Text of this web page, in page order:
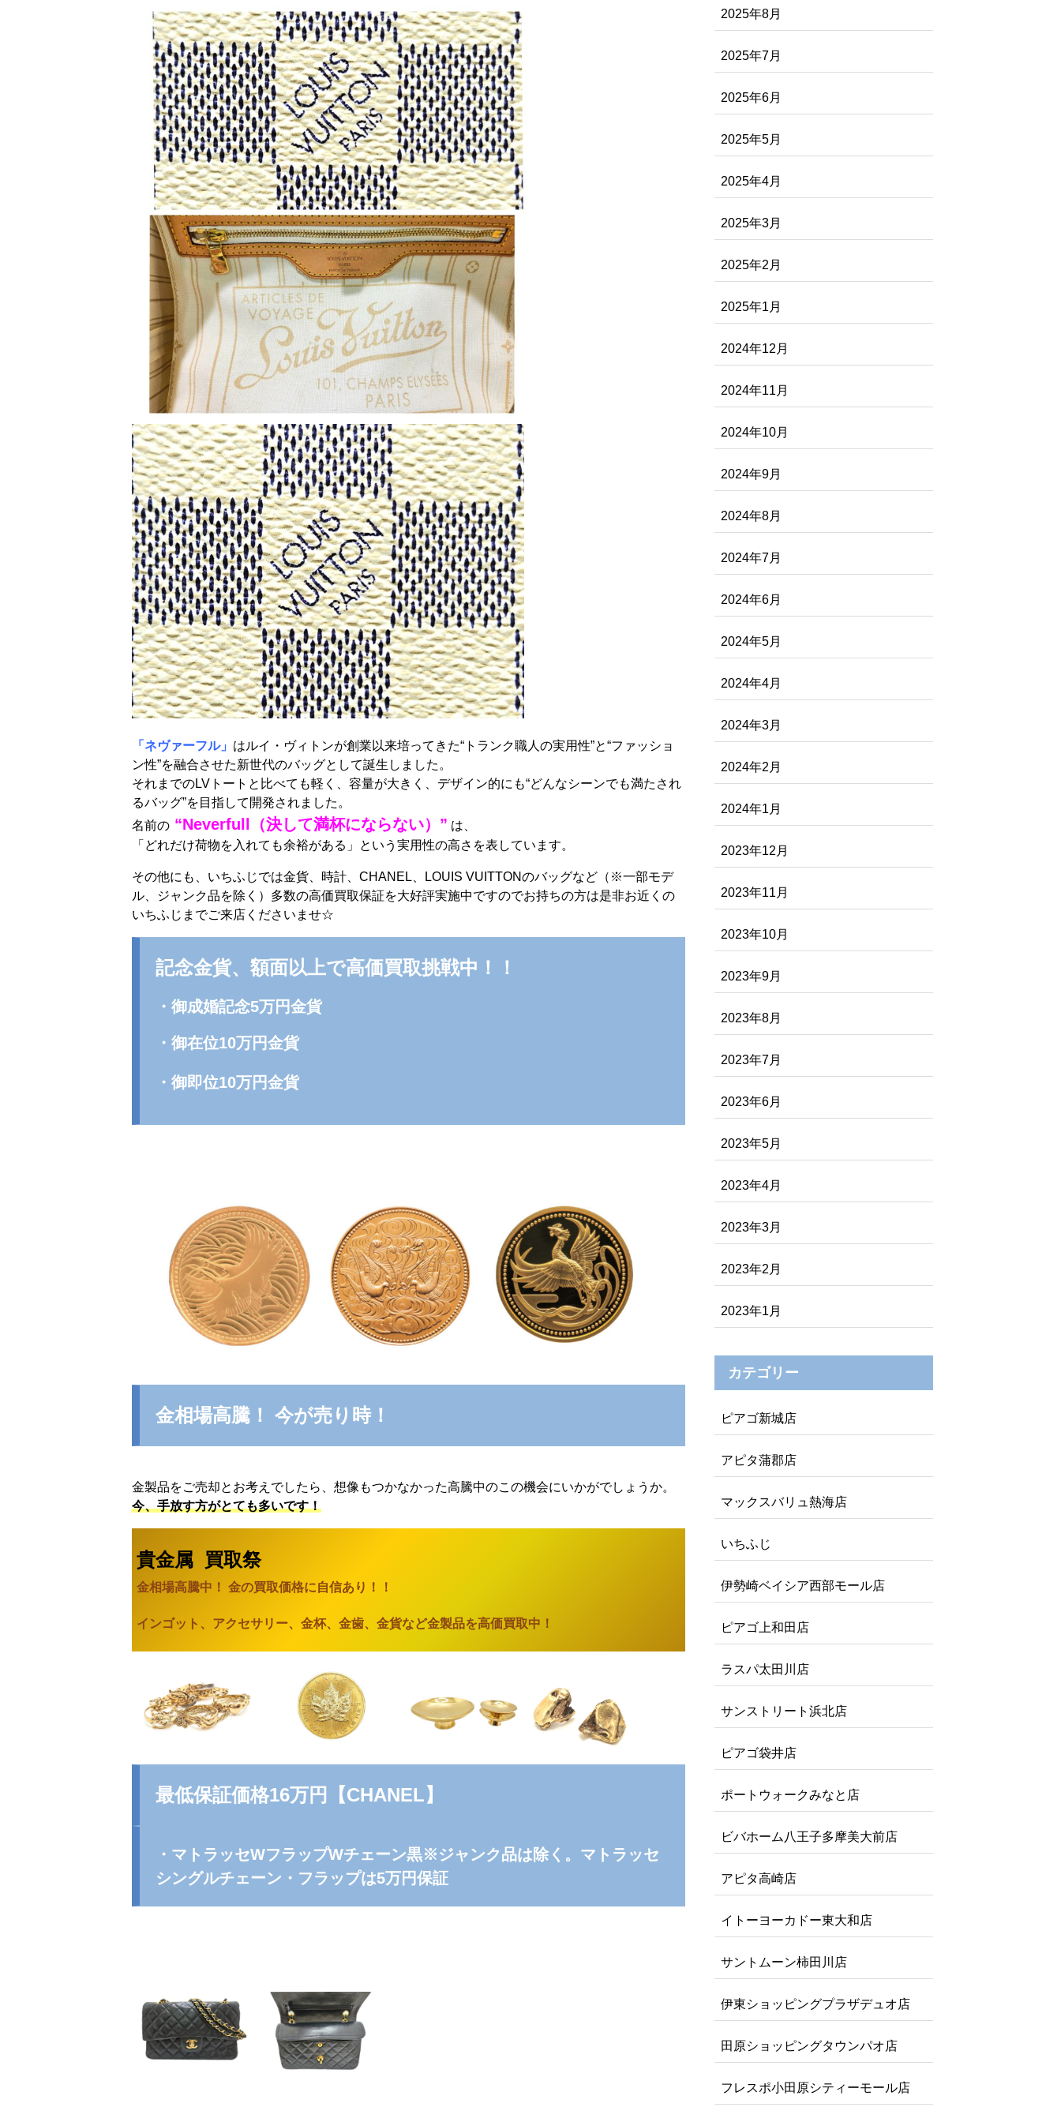
「ネヴァーフル」 はルイ・ヴィトンが創業以来培ってきた“トランク職人の実用性”と“ファッショ
ン性”を融合させた新世代のバッグとして誕生しました。
それまでのLVトートと比べても軽く、容量が大きく、デザイン的にも“どんなシーンでも満たされ
るバッグ”を目指して開発されました。
名前の “Neverfull（決して満杯にならない）” は、
「どれだけ荷物を入れても余裕がある」という実用性の高さを表しています。
その他にも、いちふじでは金貨、時計、CHANEL、LOUIS VUITTONのバッグなど（※一部モデ
ル、ジャンク品を除く）多数の高価買取保証を大好評実施中ですのでお持ちの方は是非お近くの
いちふじまでご来店くださいませ☆
記念金貨、額面以上で高価買取挑戦中！！
・御成婚記念5万円金貨
・御在位10万円金貨
・御即位10万円金貨
金相場高騰！ 今が売り時！
金製品をご売却とお考えでしたら、想像もつかなかった高騰中のこの機会にいかがでしょうか。
今、手放す方がとても多いです！
貴金属 買取祭
金相場高騰中！ 金の買取価格に自信あり ！！
インゴット、アクセサリー、金杯、金歯、金貨など金製品を高価買取中！
最低保証価格16万円【CHANEL】
・マトラッセWフラップWチェーン黒※ジャンク品は除く。マトラッセ
シングルチェーン・フラップは5万円保証
2025年8月
2025年7月
2025年6月
2025年5月
2025年4月
2025年3月
2025年2月
2025年1月
2024年12月
2024年11月
2024年10月
2024年9月
2024年8月
2024年7月
2024年6月
2024年5月
2024年4月
2024年3月
2024年2月
2024年1月
2023年12月
2023年11月
2023年10月
2023年9月
2023年8月
2023年7月
2023年6月
2023年5月
2023年4月
2023年3月
2023年2月
2023年1月
カテゴリー
ピアゴ新城店
アピタ蒲郡店
マックスバリュ熱海店
いちふじ
伊勢崎ベイシア西部モール店
ピアゴ上和田店
ラスパ太田川店
サンストリート浜北店
ピアゴ袋井店
ポートウォークみなと店
ビバホーム八王子多摩美大前店
アピタ高崎店
イトーヨーカドー東大和店
サントムーン柿田川店
伊東ショッピングプラザデュオ店
田原ショッピングタウンパオ店
フレスポ小田原シティーモール店